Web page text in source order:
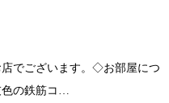
でございます。◇お部屋につ
色の鉄筋コ…